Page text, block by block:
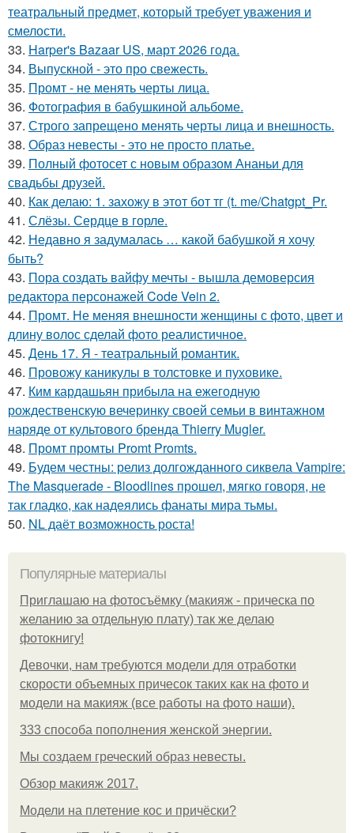
театральный предмет, который требует уважения и
смелости.
33. Harper's Bazaar US, март 2026 года.
34. Выпускной - это про свежесть.
35. Промт - не менять черты лица.
36. Фотография в бабушкиной альбоме.
37. Строго запрещено менять черты лица и внешность.
38. Образ невесты - это не просто платье.
39. Полный фотосет с новым образом Ананьи для
свадьбы друзей.
40. Как делаю: 1. захожу в этот бот тг (t. me/Chatgpt_Pr.
41. Слёзы. Сердце в горле.
42. Недавно я задумалась … какой бабушкой я хочу
быть?
43. Пора создать вайфу мечты - вышла демоверсия
редактора персонажей Code Vein 2.
44. Промт. Не меняя внешности женщины с фото, цвет и
длину волос сделай фото реалистичное.
45. День 17. Я - театральный романтик.
46. Провожу каникулы в толстовке и пуховике.
47. Ким кардашьян прибыла на ежегодную
рождественскую вечеринку своей семьи в винтажном
наряде от культового бренда Thierry Mugler.
48. Промт промты Promt Promts.
49. Будем честны: релиз долгожданного сиквела Vampire:
The Masquerade - Bloodlines прошел, мягко говоря, не
так гладко, как надеялись фанаты мира тьмы.
50. NL даёт возможность роста!
Популярные материалы
Приглашаю на фотосъёмку (макияж - прическа по
желанию за отдельную плату) так же делаю
фотокнигу!
Девочки, нам требуются модели для отработки
скорости объемных причесок таких как на фото и
модели на макияж (все работы на фото наши).
333 способа пополнения женской энергии.
Мы создаем греческий образ невесты.
Обзор макияж 2017.
Модели на плетение кос и причёски?